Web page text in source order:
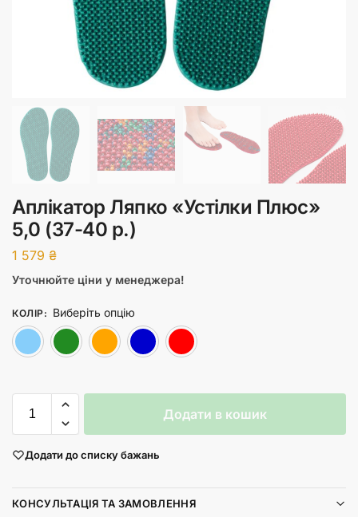
Аплікатор Ляпко «Устілки Плюс»
5,0 (37-40 р.)
1 579 ₴
Уточнюйте ціни у менеджера!
КОЛІР: Виберіть опцію
БлакитнийЗеленийПомаранчевий
Додати в кошик
Додати до списку бажань
КОНСУЛЬТАЦІЯ ТА ЗАМОВЛЕННЯ